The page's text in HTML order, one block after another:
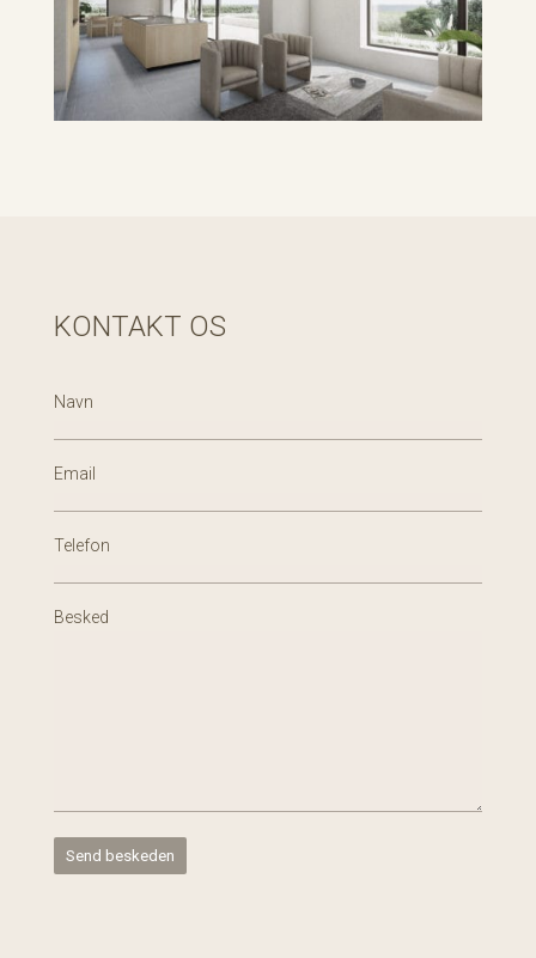
KONTAKT OS
Navn
Email
Telefon
Besked